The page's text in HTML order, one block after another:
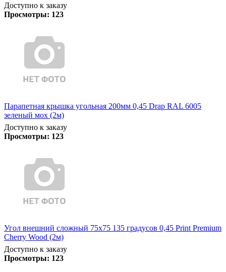
Доступно к заказу
Просмотры: 123
Парапетная крышка угольная 200мм 0,45 Drap RAL 6005
зеленый мох (2м)
Доступно к заказу
Просмотры: 123
Угол внешний сложный 75х75 135 градусов 0,45 Print Premium
Cherry Wood (2м)
Доступно к заказу
Просмотры: 123